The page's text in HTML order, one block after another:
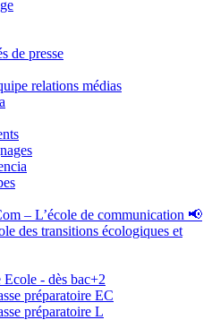
de presse
relations médias
– L’école de communication 📢
des transitions écologiques et
- dès bac+2
préparatoire EC
préparatoire L